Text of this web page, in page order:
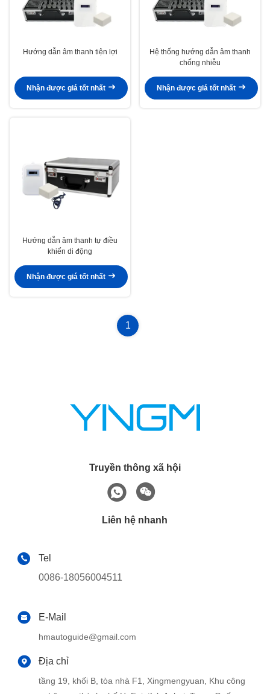
Hướng dẫn âm thanh tiện lợi
Nhận được giá tốt nhất
Hệ thống hướng dẫn âm thanh
chống nhiễu
Nhận được giá tốt nhất
Hướng dẫn âm thanh tự điều
khiển di động
Nhận được giá tốt nhất
1
Truyền thông xã hội
Liên hệ nhanh
Tel
0086-18056004511
E-Mail
hmautoguide@gmail.com
Địa chỉ
tầng 19, khối B, tòa nhà F1, Xingmengyuan, Khu công